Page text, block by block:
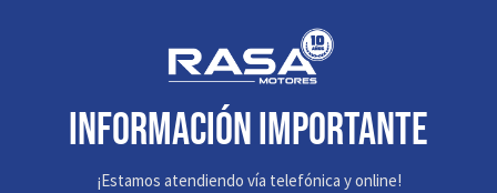
información IMPORTANTE
¡Estamos atendiendo vía telefónica y online!